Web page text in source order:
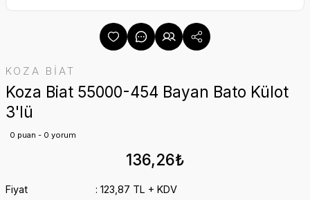
KOZA BİAT
Koza Biat 55000-454 Bayan Bato Külot
3'lü
0 puan - 0 yorum
136,26₺
Fiyat
123,87 TL + KDV